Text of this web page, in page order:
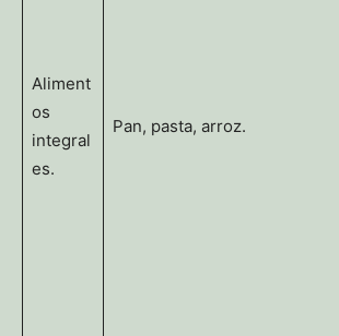
Aliment
os
integral
es.
Pan, pasta, arroz.